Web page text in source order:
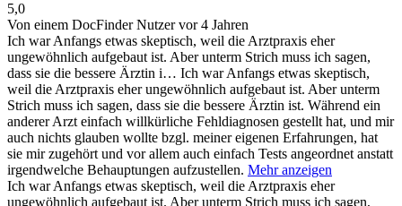
5,0
Von einem DocFinder Nutzervor 4 Jahren
Ich war Anfangs etwas skeptisch, weil die Arztpraxis eher
ungewöhnlich aufgebaut ist. Aber unterm Strich muss ich sagen,
dass sie die bessere Ärztin i… Ich war Anfangs etwas skeptisch,
weil die Arztpraxis eher ungewöhnlich aufgebaut ist. Aber unterm
Strich muss ich sagen, dass sie die bessere Ärztin ist. Während ein
anderer Arzt einfach willkürliche Fehldiagnosen gestellt hat, und mir
auch nichts glauben wollte bzgl. meiner eigenen Erfahrungen, hat
sie mir zugehört und vor allem auch einfach Tests angeordnet anstatt
irgendwelche Behauptungen aufzustellen. Mehr anzeigen
Ich war Anfangs etwas skeptisch, weil die Arztpraxis eher
ungewöhnlich aufgebaut ist. Aber unterm Strich muss ich sagen,